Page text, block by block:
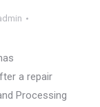
a repair
Processing